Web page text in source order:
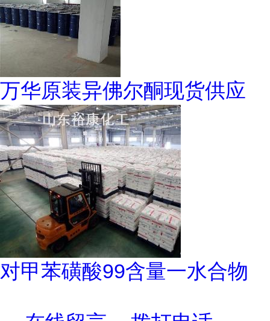
万华原装异佛尔酮现货供应
对甲苯磺酸99含量一水合物